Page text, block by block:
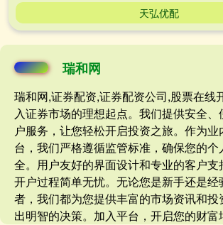
天弘优配
瑞和网
瑞和网,证券配资,证券配资公司,股票在线
入证券市场的理想起点。我们提供安全
户服务，让您轻松开启投资之旅。作为
台，我们严格遵循监管标准，确保您的
全。用户友好的界面设计和专业的客户支
开户过程简单无忧。无论您是新手还是经
者，我们都为您提供丰富的市场资讯和
出明智的决策。加入平台，开启您的财富